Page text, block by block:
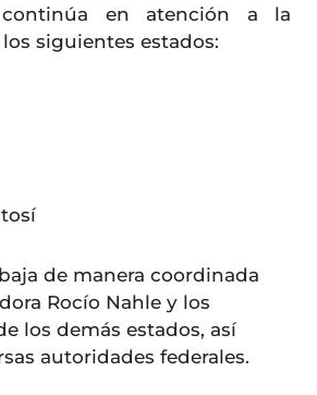
en atención a la
siguientes estados:
de manera coordinada
Rocío Nahle y los
los demás estados, así
autoridades federales.